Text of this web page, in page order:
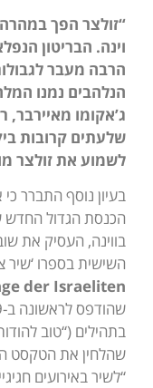
“זולצר הפך
וינה. הבריטון
הרבה מעבר
הנלהבים נמנו
ג’אקומו מאיירבר,
שלעתים קרובות
לשמוע את זולצר
בעיון נוסף התברר
בווינה, העסיק את
השישית בספרו ‘שיר
der Israeliten
בתהילים (“טוב
שהלחין את הטקסט
“לשיר באירועים